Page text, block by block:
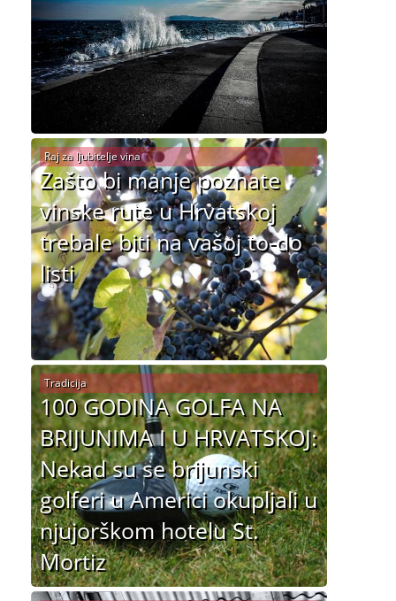
Zašto bi manje poznate
vinske rute u Hrvatskoj
trebale biti na vašoj to-do
listi
Raj za ljubitelje vina
100 GODINA GOLFA NA
BRIJUNIMA I U HRVATSKOJ:
Nekad su se brijunski
golferi u Americi okupljali u
njujorškom hotelu St.
Mortiz
Tradicija